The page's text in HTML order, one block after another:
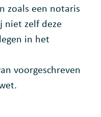
zoals een notaris
niet zelf deze
in het
voorgeschreven